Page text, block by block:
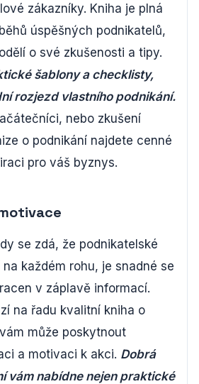
zákazníky. Kniha je plná
úspěšných podnikatelů,
o své zkušenosti a tipy.
šablony a checklisty,
rozjezd vlastního podnikání.
nebo zkušení
o podnikání najdete cenné
pro váš byznys.
se zdá, že podnikatelské
každém rohu, je snadné se
v záplavě informací.
na řadu kvalitní kniha o
může poskytnout
a motivaci k akci. Dobrá
vám nabídne nejen praktické